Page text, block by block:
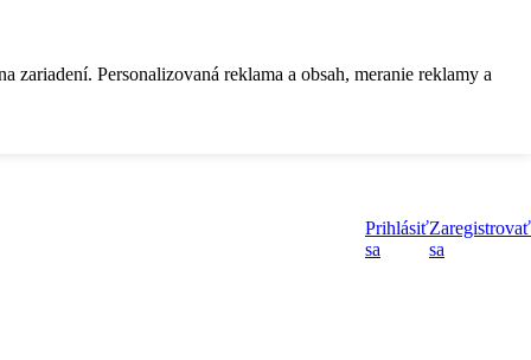
Personalizovaná reklama a obsah, meranie reklamy a
Prihlásiť
sa
Zaregistrovať
sa